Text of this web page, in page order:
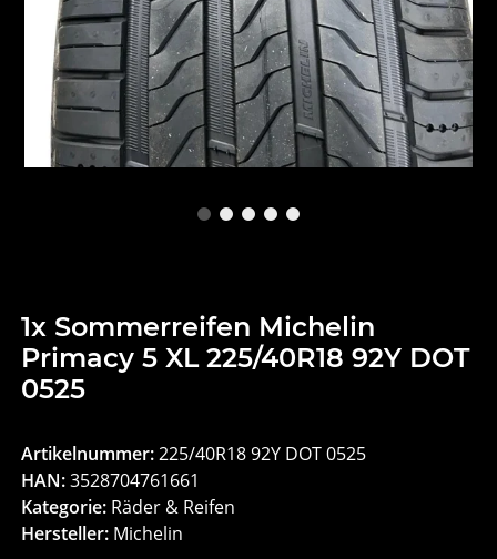
1x Sommerreifen Michelin
Primacy 5 XL 225/40R18 92Y DOT
0525
Artikelnummer:225/40R18 92Y DOT 0525
HAN:3528704761661
Kategorie: Räder & Reifen
Hersteller: Michelin